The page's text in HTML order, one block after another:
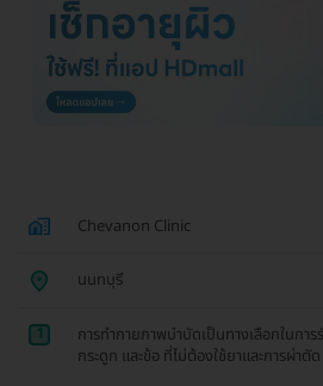
Chevanon Clinic
นนทบุรี
1
การทำกายภาพบำบัดเป็นทางเลือกในกา
กระดูก และข้อ ที่ไม่ต้องใช้ยาและการผ่าตัด